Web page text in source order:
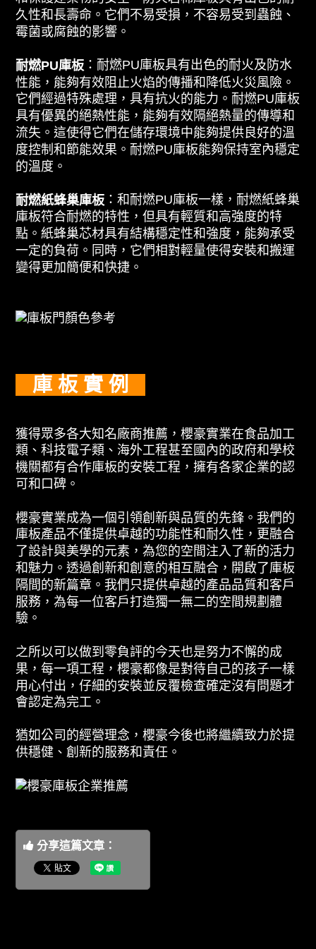
久性和長壽命。它們不易受損，不容易受到蟲蝕、
霉菌或腐蝕的影響。
耐燃PU庫板 ：耐燃PU庫板具有出色的耐火及防水
性能，能夠有效阻止火焰的傳播和降低火災風險。
它們經過特殊處理，具有抗火的能力。耐燃PU庫板
具有優異的絕熱性能，能夠有效隔絕熱量的傳導和
流失。這使得它們在儲存環境中能夠提供良好的溫
度控制和節能效果。耐燃PU庫板能夠保持室內穩定
的溫度。
耐燃紙蜂巢庫板 ：和耐燃PU庫板一樣，耐燃紙蜂巢
庫板符合耐燃的特性，但具有輕質和高強度的特
點。紙蜂巢芯材具有結構穩定性和強度，能夠承受
一定的負荷。同時，它們相對輕量使得安裝和搬運
變得更加簡便和快捷。
庫 板 實 例
獲得眾多各大知名廠商推薦，櫻豪實業在食品加工
類、科技電子類、海外工程甚至國內的政府和學校
機關都有合作庫板的安裝工程，擁有各家企業的認
可和口碑。
櫻豪實業成為一個引領創新與品質的先鋒。我們的
庫板產品不僅提供卓越的功能性和耐久性，更融合
了設計與美學的元素，為您的空間注入了新的活力
和魅力。透過創新和創意的相互融合，開啟了庫板
隔間的新篇章。我們只提供卓越的產品品質和客戶
服務，為每一位客戶打造獨一無二的空間規劃體
驗。
之所以可以做到零負評的今天也是努力不懈的成
果，每一項工程，櫻豪都像是對待自己的孩子一樣
用心付出，仔細的安裝並反覆檢查確定沒有問題才
會認定為完工。
猶如公司的經營理念，櫻豪今後也將繼續致力於提
供穩健、創新的服務和責任。
分享這篇文章：